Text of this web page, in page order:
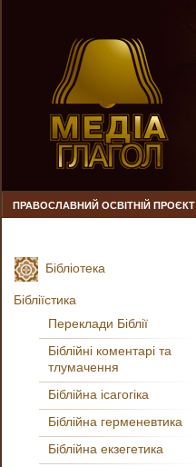
ПРАВОСЛАВНИЙ ОСВІТНІЙ ПРОЄКТ
Бібліотека
Бібліїстика
Переклади Біблії
Біблійні коментарі та
тлумачення
Біблійна ісагогіка
Біблійна герменевтика
Біблійна екзегетика